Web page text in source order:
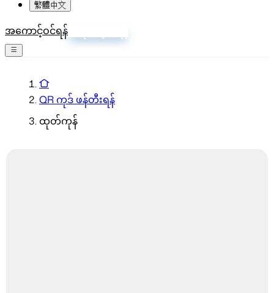
繁體中文
အကောင့်ဝင်ရန်
QR ကုဒ် ဖန်တီးရန်
ထုတ်ကုန်